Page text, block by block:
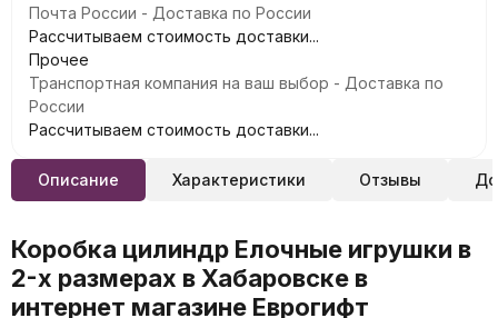
Почта России - Доставка по России
Рассчитываем стоимость доставки...
Прочее
Транспортная компания на ваш выбор - Доставка по
России
Рассчитываем стоимость доставки...
Описание Характеристики Отзывы
Коробка цилиндр Елочные игрушки в
2-х размерах в Хабаровске в
интернет магазине Еврогифт